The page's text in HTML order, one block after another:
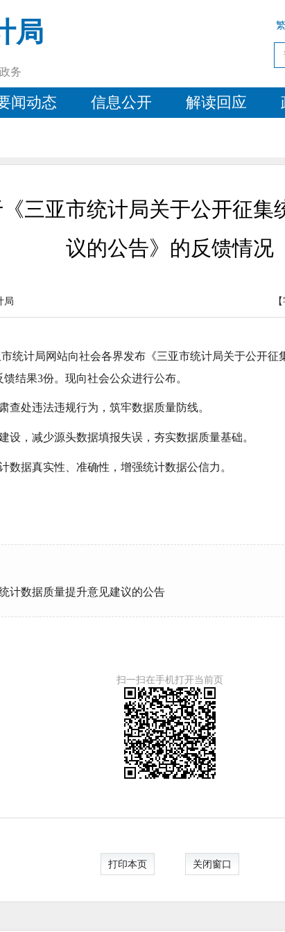
局
务
繁
闻动态 信息公开 解读回应
三亚市统计局关于公开征集
议的公告》的反馈情况
局
统计局网站向社会各界发布《三亚市统计局关于公开
结果3份。现向社会公众进行公布。
查处违法违规行为，筑牢数据质量防线。
设，减少源头数据填报失误，夯实数据质量基础。
数据真实性、准确性，增强统计数据公信力。
计数据质量提升意见建议的公告
扫一扫在手机打开当前页
打印本页 关闭窗口